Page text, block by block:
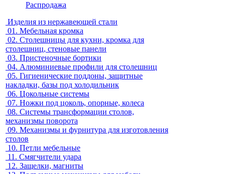
Распродажа
Изделия из нержавеющей стали
01. Мебельная кромка
02. Столешницы для кухни, кромка для
столешниц, стеновые панели
03. Пристеночные бортики
04. Алюминиевые профили для столешниц
05. Гигиенические поддоны, защитные
накладки, базы под холодильник
06. Цокольные системы
07. Ножки под цоколь, опорные, колеса
08. Системы трансформации столов,
механизмы поворота
09. Механизмы и фурнитура для изготовления
столов
10. Петли мебельные
11. Смягчители удара
12. Защелки, магниты